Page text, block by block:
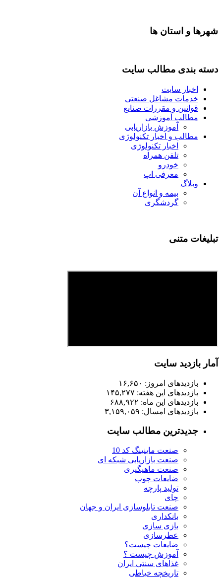
شهرها و استان ها
دسته بندی مطالب سایت
اخبار سایت
خدمات مشاغل صنعتی
قوانین و مقررات صنایع
مطالب آموزشی
آموزش بازاریابی
مطالب و اخبار تکنولوژی
اخبار تکنولوژی
تلفن همراه
خودرو
معرفی اپ
وبلاگ
بیمه و انواع آن
گردشگری
تبلیغات متنی
آمار بازدید سایت
بازدیدهای امروز: ۱۶,۶۵۰
بازدیدهای این هفته: ۱۴۵,۲۷۷
بازدیدهای این ماه: ۶۸۸,۹۲۲
بازدیدهای امسال: ۳,۱۵۹,۰۵۹
جدیدترین مطالب سایت
صنعت ماینینگ کد 10
صنعت بازاریابی شبکه ای
صنعت ماهیگیری
ضایعات چوب
تولید پارچه
چای
صنعت تابلوسازی ایران و جهان
بانکداری
بازی سازی
عطرسازی
ضایعات چیست؟
آموزش چیست ؟
غذاهای سنتی ایران
تاریخچه خیاطی